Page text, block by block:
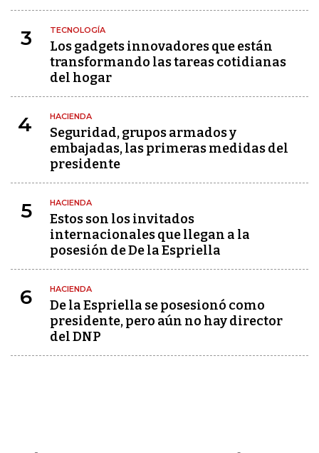
3 TECNOLOGÍA
Los gadgets innovadores que están
transformando las tareas cotidianas
del hogar
4 HACIENDA
Seguridad, grupos armados y
embajadas, las primeras medidas del
presidente
5 HACIENDA
Estos son los invitados
internacionales que llegan a la
posesión de De la Espriella
6 HACIENDA
De la Espriella se posesionó como
presidente, pero aún no hay director
del DNP